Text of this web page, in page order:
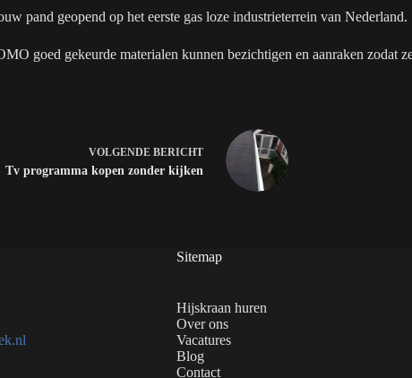
pand geopend op het eerste gas loze industrieterrein van Nederland.
goed gekeurde materialen kunnen bezichtigen en aanraken zodat
VOLGENDE BERICHT
Tv programma kopen zonder kijken
Sitemap
Hijskraan huren
Over ons
Vacatures
Blog
Contact